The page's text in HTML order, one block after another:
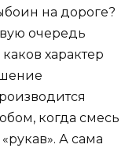
на дороге?
очередь
характер
когда смесь
А сама